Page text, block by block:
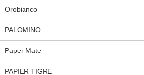
Orobianco
PALOMINO
Paper Mate
PAPIER TIGRE